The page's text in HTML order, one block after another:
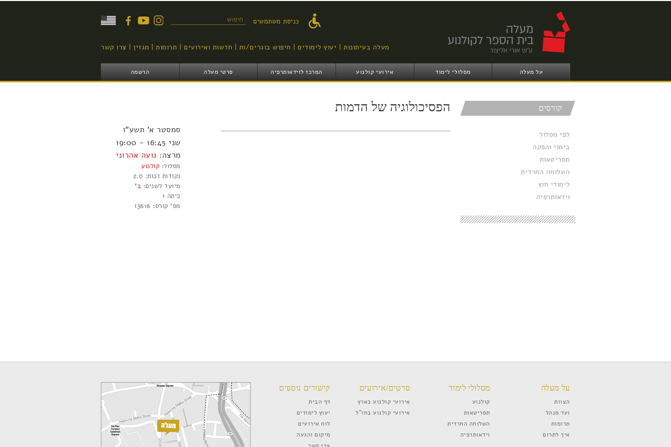
העיקרי
טופס חיפוש כניסת משתמשים
מעלה בעיתונות יעוץ לימודים חיפוש בוגרים/ות חדשות ואירועים תרומות מגזין צרו קשר
על מעלה מסלולי לימוד אירועי קולנוע המרכז לוידאותרפיה סרטי מעלה הרשמה
קורסים
לפי מסלול
בימוי והפקה
תסריטאות
השלוחה החרדית
לימודי חוץ
וידאותרפיה
הפסיכולוגיה של הדמות
סמסטר א' תשע"ו
שני 16:45 - 19:00
מרצה: נועה אהרוני
מסלול: קולנוע
נקודות זכות: 2.0
מיועד לשנים: ב'
כיתה 1
מס' קורס: 13616
על מעלה
הצוות
ועד מנהל
תרומות
איך לתרום
מסלולי לימוד
קולנוע
תסריטאות
השלוחה החרדית
וידאותרפיה
סרטים/אירועים
אירועי קולנוע בארץ
אירועי קולנוע בחו”ל
קישורים נוספים
דף הבית
יעוץ לימודים
לוח אירועים
מיקום והגעה
צרו קשר